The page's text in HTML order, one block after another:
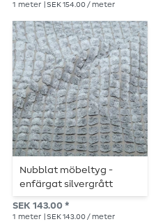
1 meter | SEK 154.00 / meter
Nubblat möbeltyg -
enfärgat silvergrått
SEK 143.00 *
1 meter | SEK 143.00 / meter